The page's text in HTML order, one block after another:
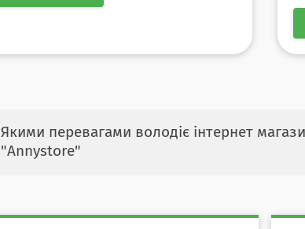
Якими перевагами володіє інтернет
"Annystore"